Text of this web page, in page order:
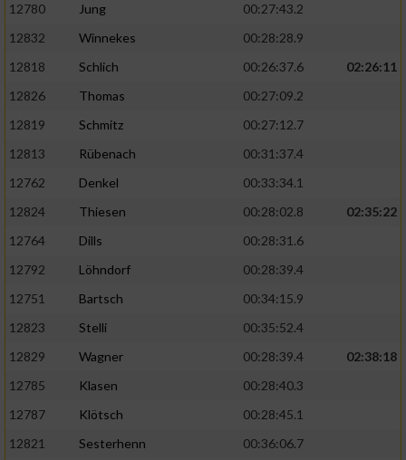
12780
Jung
00:27:43.2
12832
Winnekes
00:28:28.9
12818
Schlich 00:26:37.6
02:26:11
12826
Thomas
00:27:09.2
12819
Schmitz
00:27:12.7
12813
Rübenach
00:31:37.4
12762
Denkel
00:33:34.1
12824
Thiesen 00:28:02.8
02:35:22
12764
Dills
00:28:31.6
12792
Löhndorf
00:28:39.4
12751
Bartsch
00:34:15.9
12823
Stelli
00:35:52.4
12829
Wagner 00:28:39.4
02:38:18
12785
Klasen
00:28:40.3
12787
Klötsch
00:28:45.1
12821
Sesterhenn
00:36:06.7